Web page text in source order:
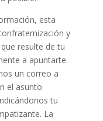
esta
y
resulte de tu
a apuntarte.
un correo a
el asunto
tu
La